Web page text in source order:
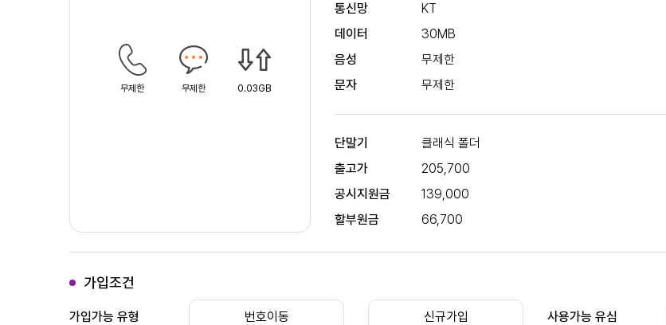
무제한 무제한 0.03GB
통신망
KT
데이터
30MB
음성
무제한
문자
무제한
단말기
클래식 폴더
출고가
205,700
공시지원금
139,000
할부원금
66,700
가입조건
가입가능 유형 번호이동 신규가입 사용가능 유심